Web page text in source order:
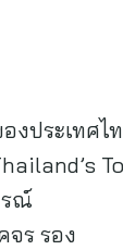
งประเทศไ
รณ์
ร รอง